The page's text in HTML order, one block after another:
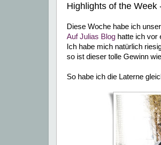
Highlights of the Week
Diese Woche habe ich
Auf Julias Blog hatte ich vor
Ich habe mich natürlich
so ist dieser tolle Gewinn
So habe ich die Laterne